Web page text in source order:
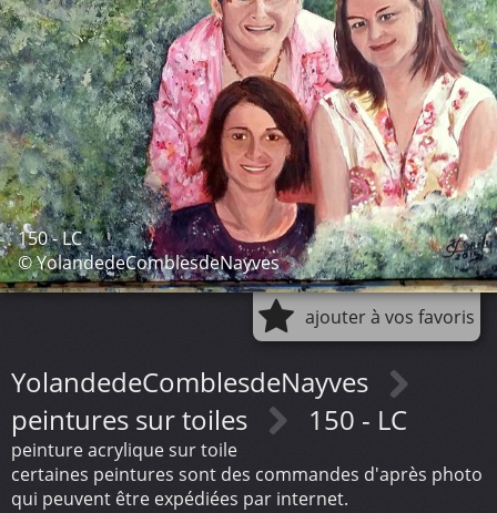
150 - LC
© YolandedeComblesdeNayves
ajouter à vos favoris
YolandedeComblesdeNayves
peintures sur toiles
150 - LC
peinture acrylique sur toile
certaines peintures sont des commandes d'après photo
qui peuvent être expédiées par internet.